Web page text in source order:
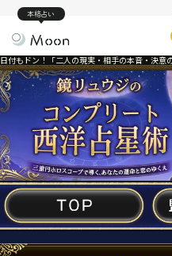
本格占い
日付もドン！「二人の現実・相手の本音・決意